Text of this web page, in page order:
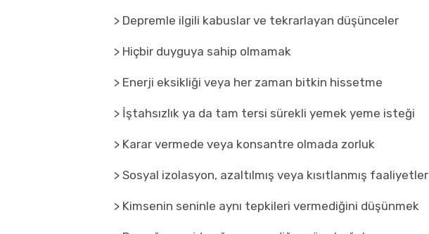
> Depremle ilgili kabuslar ve tekrarlayan düşünceler
> Hiçbir duyguya sahip olmamak
> Enerji eksikliği veya her zaman bitkin hissetme
> İştahsızlık ya da tam tersi sürekli yemek yeme isteği
> Karar vermede veya konsantre olmada zorluk
> Sosyal izolasyon, azaltılmış veya kısıtlanmış faaliyetler
> Kimsenin seninle aynı tepkileri vermediğini düşünmek